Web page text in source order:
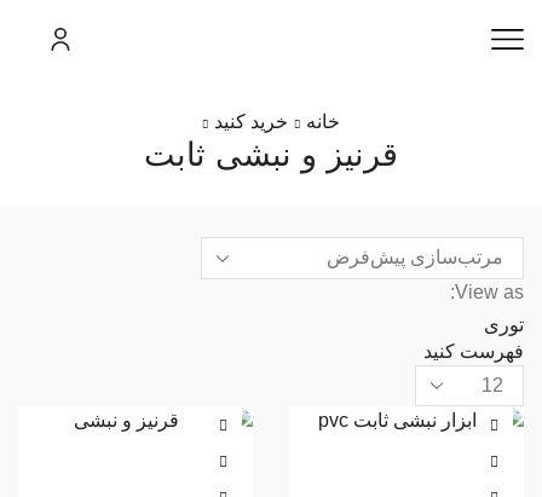
خانه خرید کنید
قرنیز و نبشی ثابت
View as:
توری
فهرست کنید
محصولات
در
هر
صفحه